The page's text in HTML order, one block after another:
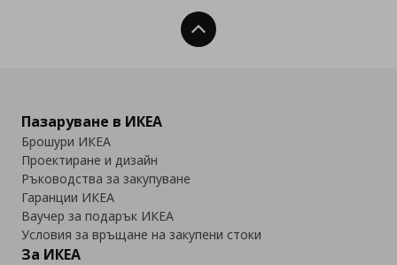
Нагоре
Пазаруване в ИКЕА
Брошури ИКЕА
Проектиране и дизайн
Ръководства за закупуване
Гаранции ИКЕА
Ваучер за подарък ИКЕА
Условия за връщане на закупени стоки
За ИКЕА